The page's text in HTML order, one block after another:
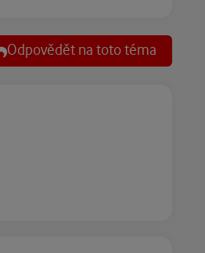
Odpovědět na toto téma